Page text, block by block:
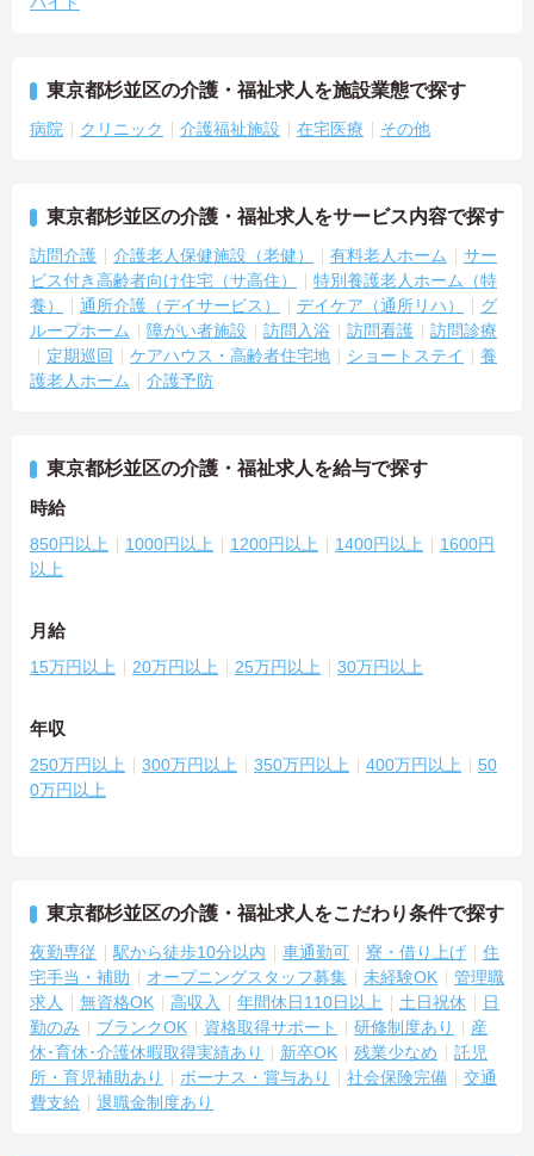
東京都杉並区の介護・福祉求人を施設業態で探す
病院 クリニック 介護福祉施設 在宅医療 その他
東京都杉並区の介護・福祉求人をサービス内容で探す
訪問介護 介護老人保健施設（老健） 有料老人ホーム
サー
ビス付き高齢者向け住宅（サ高住）
特別養護老人ホーム（特
養）
通所介護（デイサービス） デイケア（通所リハ）
グ
ループホーム
障がい者施設 訪問入浴 訪問看護
訪問診療
定期巡回
ケアハウス・高齢者住宅地 ショートステイ
養
護老人ホーム
介護予防
東京都杉並区の介護・福祉求人を給与で探す
時給
850円以上 1000円以上 1200円以上 1400円以上
1600円
以上
月給
15万円以上 20万円以上 25万円以上 30万円以上
年収
250万円以上 300万円以上 350万円以上 400万円以上
50
0万円以上
東京都杉並区の介護・福祉求人をこだわり条件で探す
夜勤専従 駅から徒歩10分以内 車通勤可 寮・借り上げ
住
宅手当・補助
オープニングスタッフ募集 未経験OK
管理職
求人
無資格OK 高収入 年間休日110日以上 土日祝休
日
勤のみ
ブランクOK 資格取得サポート 研修制度あり
産
休･育休･介護休暇取得実績あり
新卒OK 残業少なめ
託児
所・育児補助あり
ボーナス・賞与あり 社会保険完備
交通
費支給
退職金制度あり